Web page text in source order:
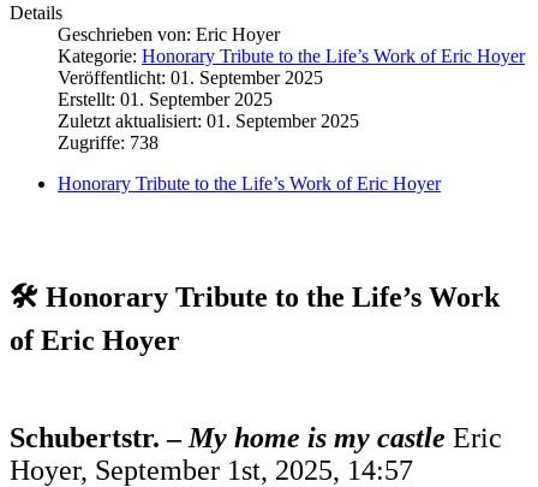
Details
Geschrieben von: Eric Hoyer
Kategorie: Honorary Tribute to the Life’s Work of Eric Hoyer
Veröffentlicht: 01. September 2025
Erstellt: 01. September 2025
Zuletzt aktualisiert: 01. September 2025
Zugriffe: 738
Honorary Tribute to the Life’s Work of Eric Hoyer
🛠️ Honorary Tribute to the Life’s Work
of Eric Hoyer
Schubertstr. – My home is my castle Eric
Hoyer, September 1st, 2025, 14:57